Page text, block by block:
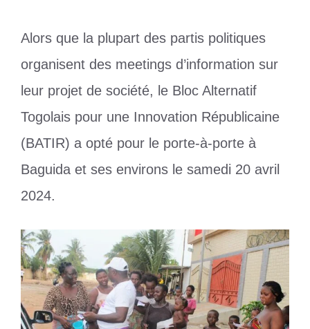
Alors que la plupart des partis politiques
organisent des meetings d’information sur
leur projet de société, le Bloc Alternatif
Togolais pour une Innovation Républicaine
(BATIR) a opté pour le porte-à-porte à
Baguida et ses environs le samedi 20 avril
2024.